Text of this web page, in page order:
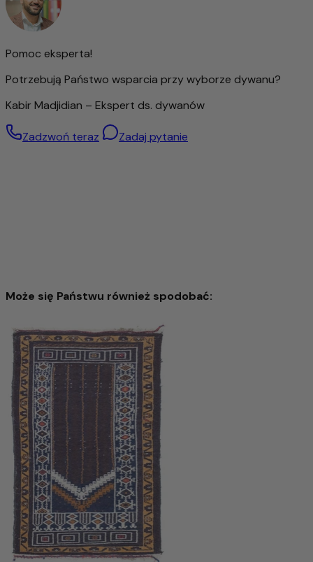
pomieszczeniu.
Ten dywan to nie tylko wysokiej jakości akcesoria do domu,
sposób łączy naturalność, jakość i tradycję.
Pomoc eksperta!
Potrzebują Państwo wsparcia przy wyborze dywanu?
Kabir Madjidian – Ekspert ds. dywanów
Zadzwoń teraz Zadaj pytanie
Kazak Dywan 87x58cm - Dywan orientalny
833,00 zł2.077,00 zł -59%
Wyprzedany
Może się Państwu również spodobać: